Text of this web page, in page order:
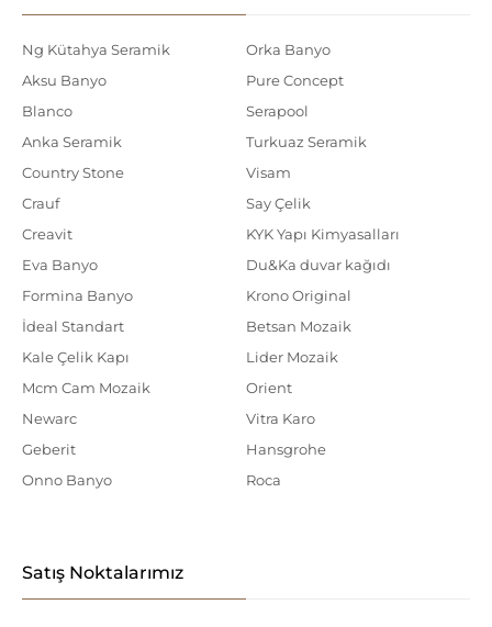
Ng Kütahya Seramik
Aksu Banyo
Blanco
Anka Seramik
Country Stone
Crauf
Creavit
Eva Banyo
Formina Banyo
İdeal Standart
Kale Çelik Kapı
Mcm Cam Mozaik
Newarc
Geberit
Onno Banyo
Orka Banyo
Pure Concept
Serapool
Turkuaz Seramik
Visam
Say Çelik
KYK Yapı Kimyasalları
Du&Ka duvar kağıdı
Krono Original
Betsan Mozaik
Lider Mozaik
Orient
Vitra Karo
Hansgrohe
Roca
Satış Noktalarımız